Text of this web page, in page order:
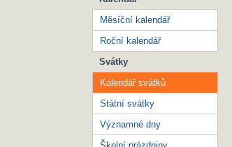
Měsíční kalendář
Roční kalendář
Svátky
Kalendář svátků
Státní svátky
Významné dny